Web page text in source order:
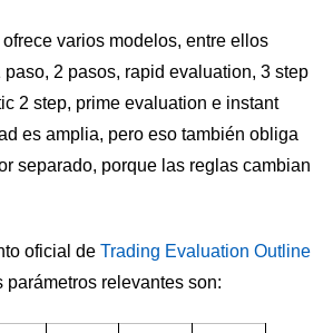
varios modelos, entre ellos
2 pasos, rapid evaluation, 3 step
2 step, prime evaluation e instant
es amplia, pero eso también obliga
separado, porque las reglas cambian
oficial de Trading Evaluation Outline
parámetros relevantes son: